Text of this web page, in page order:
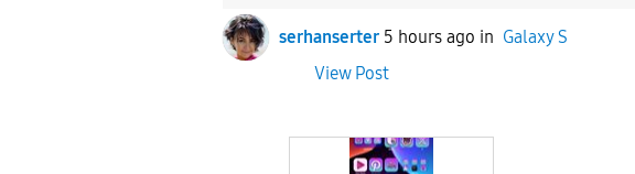
serhanserter 5 hours ago in Galaxy S
View Post